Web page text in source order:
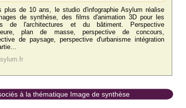
plus de 10 ans, le studio d'infographie Asylum réalise
de synthèse, des films d'animation 3D pour les
de l'architectures et du bâtiment. Perspective
plan de masse, perspective de concours,
de paysage, perspective d'urbanisme intégration
à la thématique Image de synthèse